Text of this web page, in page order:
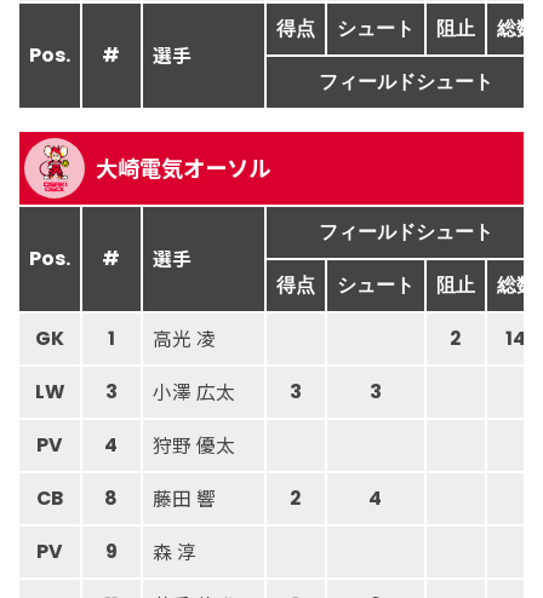
Pos. # 選手
得点 シュート 阻止 総数
フィールドシュート
大崎電気オーソル
Pos. # 選手
フィールドシュート
得点 シュート 阻止 総数
GK 1 高光 凌 2 14
LW 3 小澤 広太 3 3
PV 4 狩野 優太
CB 8 藤田 響 2 4
PV 9 森 淳